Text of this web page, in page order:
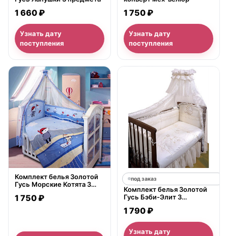
1 660 ₽
Узнать дату
поступления
1 750 ₽
Узнать дату
поступления
нет в продаже
Комплект белья Золотой
Гусь Морские Котята 3
1 750 ₽
под заказ
Комплект белья Золотой
Гусь Бэби-Элит 3
1 790 ₽
Узнать дату